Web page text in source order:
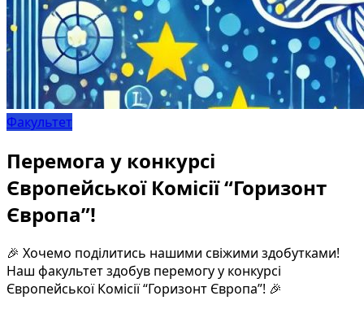
Факультет
Перемога у конкурсі
Європейської Комісії “Горизонт
Європа”!
🎉 Хочемо поділитись нашими свіжими здобутками!
Наш факультет здобув перемогу у конкурсі
Європейської Комісії “Горизонт Європа”! 🎉